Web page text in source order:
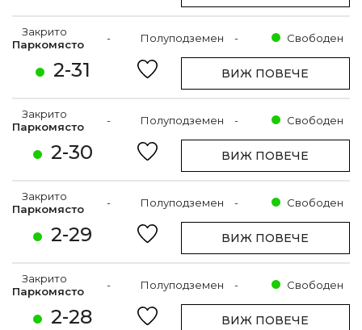
2-31
Закрито
Паркомясто
- Полуподземен - Свободен
ВИЖ ПОВЕЧЕ
2-30
Закрито
Паркомясто
- Полуподземен - Свободен
ВИЖ ПОВЕЧЕ
2-29
Закрито
Паркомясто
- Полуподземен - Свободен
ВИЖ ПОВЕЧЕ
2-28
Закрито
Паркомясто
- Полуподземен - Свободен
ВИЖ ПОВЕЧЕ